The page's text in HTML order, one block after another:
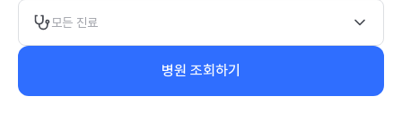
모든 진료
병원 조회하기